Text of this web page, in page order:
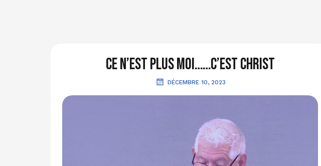
Ce n’est plus moi……c’est Christ
DÉCEMBRE 10, 2023